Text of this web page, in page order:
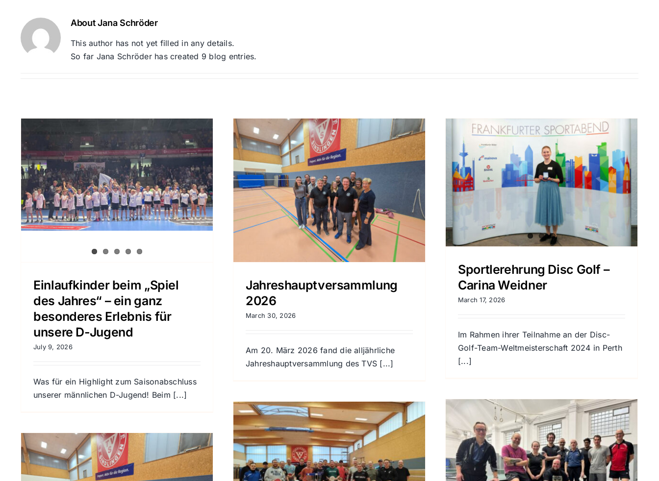
AboutJana Schröder
This author has not yet filled in any details.
So far Jana Schröder has created 9 blog entries.
Einlaufkinder beim „Spiel
des Jahres“ – ein ganz
besonderes Erlebnis für
unsere D-Jugend
July 9, 2026
Was für ein Highlight zum Saisonabschluss
unserer männlichen D-Jugend! Beim [...]
Jahreshauptversammlung
2026
Uncategorized
Jahreshauptversammlung
2026
March 30, 2026
Am 20. März 2026 fand die alljährliche
Jahreshauptversammlung des TVS [...]
Sportlerehrung Disc Golf –
Carina Weidner
Disc Golf Uncategorized
Sportlerehrung Disc Golf –
Carina Weidner
March 17, 2026
Im Rahmen ihrer Teilnahme an der Disc-
Golf-Team-Weltmeisterschaft 2024 in Perth
[...]
Vereinsmeisterschaften